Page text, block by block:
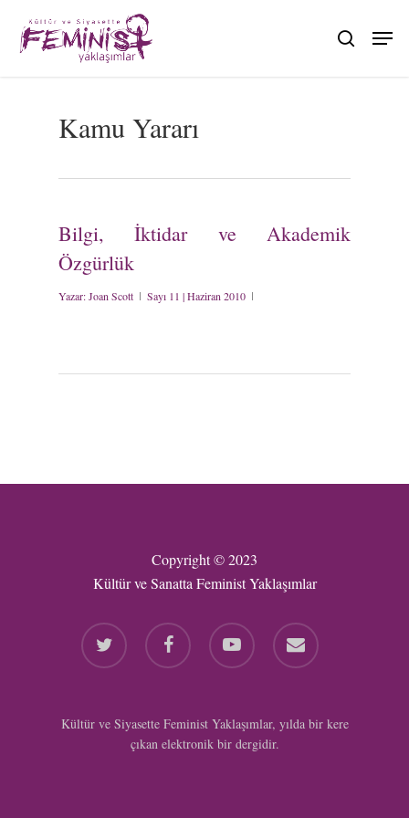
main
search
Kamu Yararı
Bilgi, İktidar ve Akademik
Özgürlük
Yazar:Joan Scott Sayı 11 | Haziran 2010
Copyright © 2023
Kültür ve Sanatta Feminist Yaklaşımlar
twitter facebook youtube email
Kültür ve Siyasette Feminist Yaklaşımlar, yılda bir kere
çıkan elektronik bir dergidir.